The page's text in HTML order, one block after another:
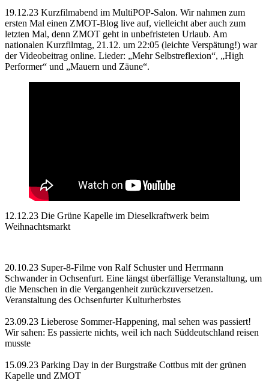
19.12.23 Kurzfilmabend im MultiPOP-Salon. Wir nahmen zum
ersten Mal einen ZMOT-Blog live auf, vielleicht aber auch zum
letzten Mal, denn ZMOT geht in unbefristeten Urlaub. Am
nationalen Kurzfilmtag, 21.12. um 22:05 (leichte Verspätung!) war
der Videobeitrag online. Lieder: „Mehr Selbstreflexion“, „High
Performer“ und „Mauern und Zäune“.
12.12.23 Die Grüne Kapelle im Dieselkraftwerk beim
Weihnachtsmarkt
20.10.23 Super-8-Filme von Ralf Schuster und Herrmann
Schwander in Ochsenfurt. Eine längst überfällige Veranstaltung, um
die Menschen in die Vergangenheit zurückzuversetzen.
Veranstaltung des Ochsenfurter Kulturherbstes
23.09.23 Lieberose Sommer-Happening, mal sehen was passiert!
Wir sahen: Es passierte nichts, weil ich nach Süddeutschland reisen
musste
15.09.23 Parking Day in der Burgstraße Cottbus mit der grünen
Kapelle und ZMOT